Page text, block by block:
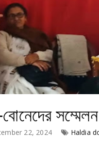
সম্মেলন
22, 2024 Haldia